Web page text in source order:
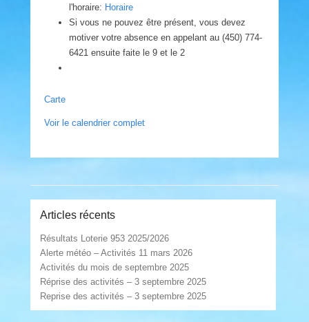
l'horaire: Horaire
Si vous ne pouvez être présent, vous devez
motiver votre absence en appelant au (450) 774-
6421 ensuite faite le 9 et le 2
CarteManège
St-
Voir le calendrier complet
Articles récents
Résultats Loterie 953 2025/2026
Alerte météo – Activités 11 mars 2026
Activités du mois de septembre 2025
Réprise des activités – 3 septembre 2025
Reprise des activités – 3 septembre 2025